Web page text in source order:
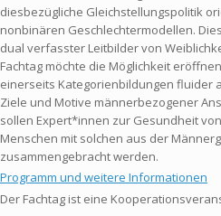
diesbezügliche Gleichstellungspolitik
nonbinären Geschlechtermodellen.
dual verfasster Leitbilder von
Fachtag möchte die Möglichkeit
einerseits Kategorienbildungen fluider
Ziele und Motive männerbezogener
sollen Expert*innen zur Gesundheit
Menschen mit solchen aus der
zusammengebracht werden.
Programm und weitere Informationen
Der Fachtag ist eine